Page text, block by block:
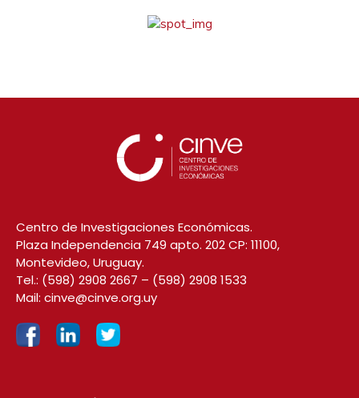
Centro de Investigaciones Económicas.
Plaza Independencia 749 apto. 202 CP: 11100,
Montevideo, Uruguay.
Tel.: (598) 2908 2667 – (598) 2908 1533
Mail: cinve@cinve.org.uy